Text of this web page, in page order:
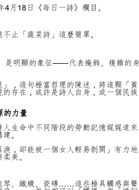
月18日《每日一詩》欄目。
止「蔬菜詩」這麼簡單。
是明顯的象征——代表掩飾、複雜的
」，這句極富哲理的陳述，將這顆「
存在，或許是詩人自身，或一個民
的力量
生命中不同階段的勞動記憶娓娓道
建。
，卻能被一個女人輕易剝開」有力
美。
琴、織機、瓷磚……這些極具觸感與聲